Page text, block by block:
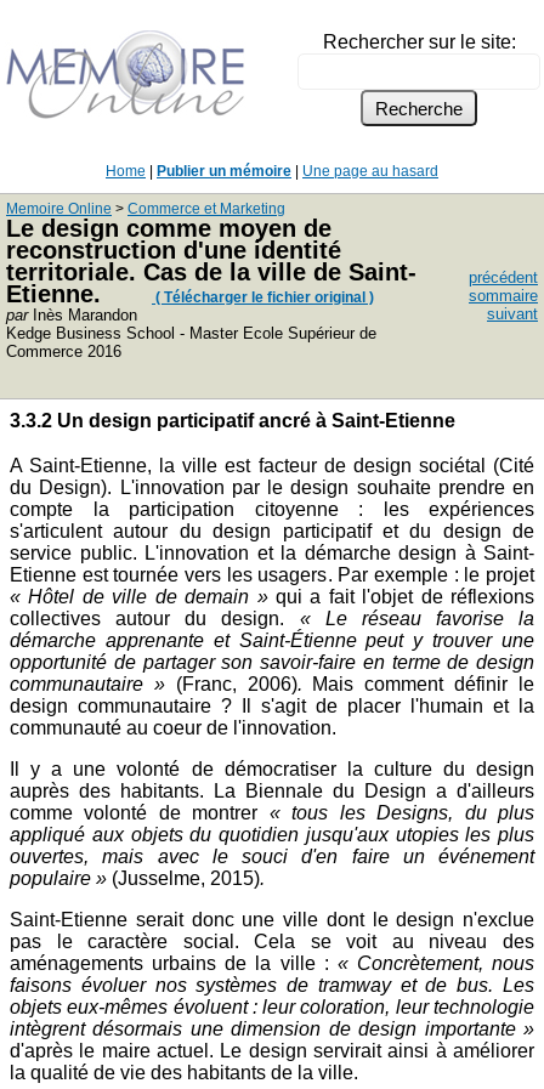
Rechercher sur le site:
Home Publier un mémoire Une page au hasard
Memoire Online > Commerce et Marketing
Le design comme moyen de
reconstruction d'une identité
territoriale. Cas de la ville de Saint-
Etienne.
( Télécharger le fichier original )
parInès Marandon
Kedge Business School - Master Ecole Supérieur de
Commerce 2016
précédent
sommaire
suivant
3.3.2 Un design participatif ancré à Saint-Etienne
A Saint-Etienne, la ville est facteur de design sociétal (Cité
du Design). L'innovation par le design souhaite prendre en
compte la participation citoyenne : les expériences
s'articulent autour du design participatif et du design de
service public. L'innovation et la démarche design à Saint-
Etienne est tournée vers les usagers. Par exemple : le projet
« Hôtel de ville de demain » qui a fait l'objet de réflexions
collectives autour du design. « Le réseau favorise la
démarche apprenante et Saint-Étienne peut y trouver une
opportunité de partager son savoir-faire en terme de design
communautaire » (Franc, 2006). Mais comment définir le
design communautaire ? Il s'agit de placer l'humain et la
communauté au coeur de l'innovation.
Il y a une volonté de démocratiser la culture du design
auprès des habitants. La Biennale du Design a d'ailleurs
comme volonté de montrer « tous les Designs, du plus
appliqué aux objets du quotidien jusqu'aux utopies les plus
ouvertes, mais avec le souci d'en faire un événement
populaire » (Jusselme, 2015).
Saint-Etienne serait donc une ville dont le design n'exclue
pas le caractère social. Cela se voit au niveau des
aménagements urbains de la ville : « Concrètement, nous
faisons évoluer nos systèmes de tramway et de bus. Les
objets eux-mêmes évoluent : leur coloration, leur technologie
intègrent désormais une dimension de design importante »
d'après le maire actuel. Le design servirait ainsi à améliorer
la qualité de vie des habitants de la ville.